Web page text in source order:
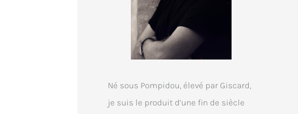
Né sous Pompidou, élevé par Giscard,
je suis le produit d’une fin de siècle